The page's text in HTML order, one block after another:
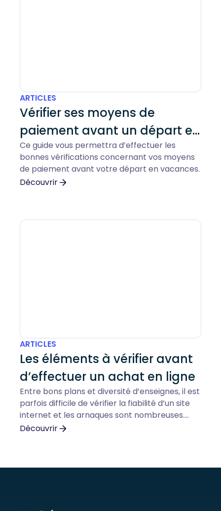
ARTICLES
Vérifier ses moyens de
paiement avant un départ en
vacances
Ce guide vous permettra d’effectuer les
bonnes vérifications concernant vos moyens
de paiement avant votre départ en vacances.
Découvrir
ARTICLES
Les éléments à vérifier avant
d’effectuer un achat en ligne
Entre bons plans et diversité d’enseignes, il est
parfois difficile de vérifier la fiabilité d’un site
internet et les arnaques sont nombreuses.
Voici un guide qui vous aidera à faire les
Découvrir